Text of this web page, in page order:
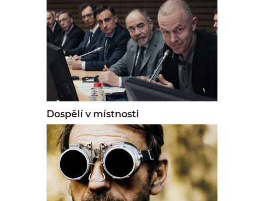
Dospělí v místnosti